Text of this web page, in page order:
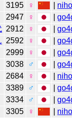
3195 ♀
2947 ♀ |
2912 ♀ |
2592 ♀ |
2999 ♀ |
3038 ♂ |
2684 ♀
3389 ♂ |
3334 ♂ |
3305 ♀